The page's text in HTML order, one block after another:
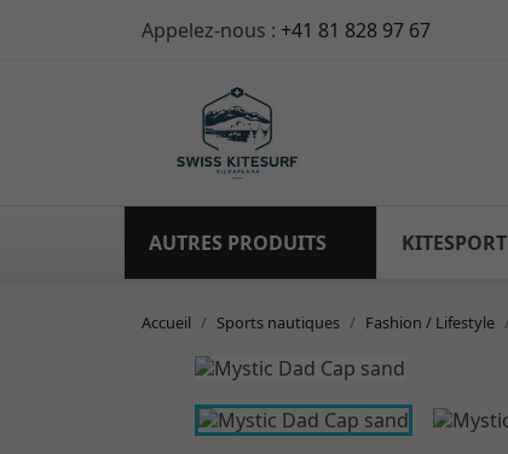
Appelez-nous : +41 81 828 97 67
AUTRES PRODUITS KITESPORT
Accueil Sports nautiques Fashion / Lifestyle